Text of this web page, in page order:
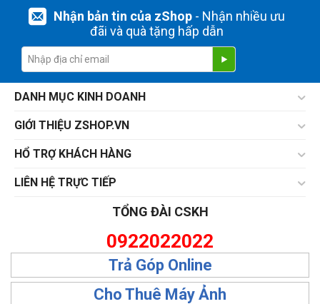
Nhận bản tin của zShop- Nhận nhiều ưu
đãi và quà tặng hấp dẫn
DANH MỤC KINH DOANH
GIỚI THIỆU ZSHOP.VN
HỔ TRỢ KHÁCH HÀNG
LIÊN HỆ TRỰC TIẾP
TỔNG ĐÀI CSKH
0922022022
Trả Góp Online
Cho Thuê Máy Ảnh